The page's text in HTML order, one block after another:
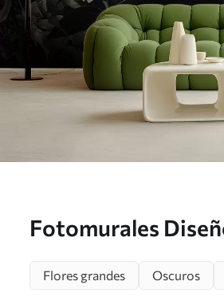
Fotomurales
Flores grandes
Oscuros